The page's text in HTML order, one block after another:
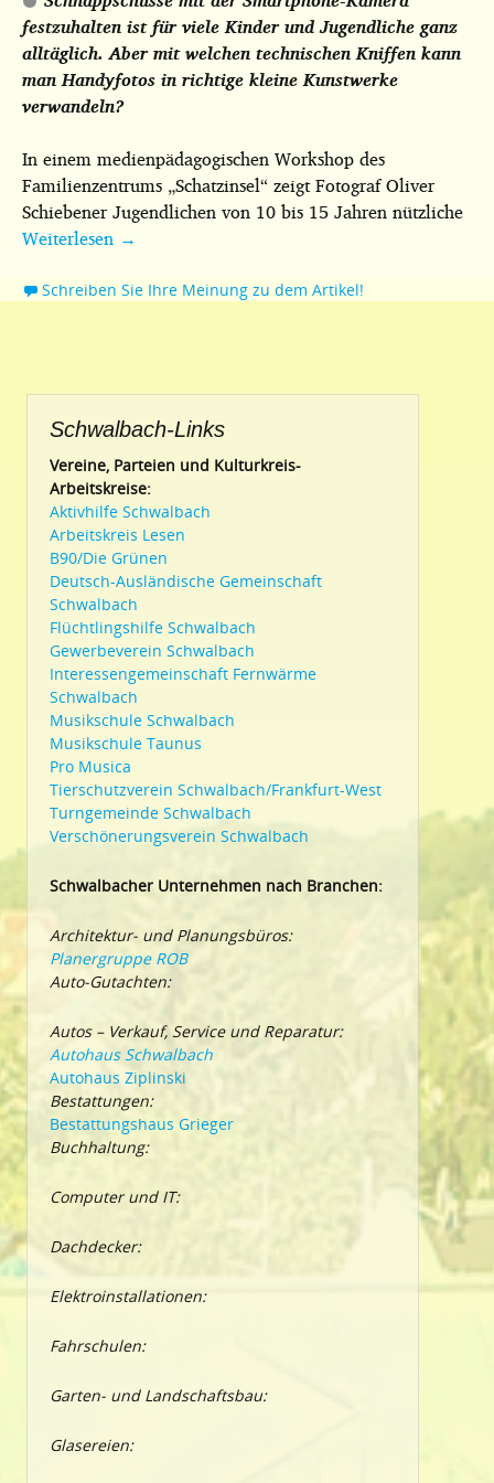
festzuhalten ist für viele Kinder und Jugendliche ganz
alltäglich. Aber mit welchen technischen Kniffen kann
man Handyfotos in richtige kleine Kunstwerke
verwandeln?
In einem medienpädagogischen Workshop des
Familienzentrums „Schatzinsel“ zeigt Fotograf Oliver
Schiebener Jugendlichen von 10 bis 15 Jahren nützliche
Weiterlesen →
Schreiben Sie Ihre Meinung zu dem Artikel!
Schwalbach-Links
Vereine, Parteien und Kulturkreis-
Arbeitskreise:
Aktivhilfe Schwalbach
Arbeitskreis Lesen
B90/Die Grünen
Deutsch-Ausländische Gemeinschaft
Schwalbach
Flüchtlingshilfe Schwalbach
Gewerbeverein Schwalbach
Interessengemeinschaft Fernwärme
Schwalbach
Musikschule Schwalbach
Musikschule Taunus
Pro Musica
Tierschutzverein Schwalbach/Frankfurt-West
Turngemeinde Schwalbach
Verschönerungsverein Schwalbach
Schwalbacher Unternehmen nach Branchen:
Architektur- und Planungsbüros:
Planergruppe ROB
Auto-Gutachten:
Autos – Verkauf, Service und Reparatur:
Autohaus Schwalbach
Autohaus Ziplinski
Bestattungen:
Bestattungshaus Grieger
Buchhaltung:
Computer und IT:
Dachdecker:
Elektroinstallationen:
Fahrschulen:
Garten- und Landschaftsbau:
Glasereien: